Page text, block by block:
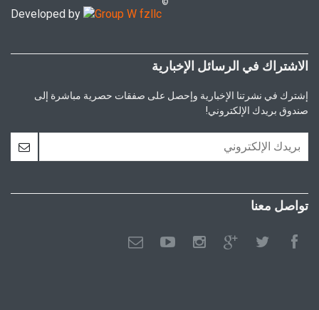
Developed by
الاشتراك في الرسائل الإخبارية
إشترك في نشرتنا الإخبارية وإحصل على صفقات حصرية مباشرة إلى
صندوق بريدك الإلكتروني!
تواصل معنا